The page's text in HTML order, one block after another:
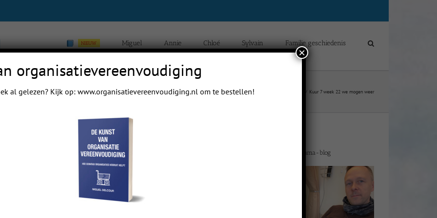
NIEUW Miguel Annie Chloé Sylvain Familie geschiedenis
Kuur 7 week 22 we mogen weer
Welkom op mijn drama-blog
organisatievereenvoudiging
al gelezen? Kijk op: www.organisatievereenvoudiging.nlom te bestellen!
×